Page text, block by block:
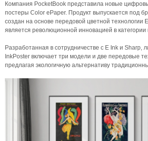
Компания PocketBook представила новые
постеры Color ePaper. Продукт выпускается под
создан на основе передовой цветной технологии
является революционной инновацией в
Разработанная в сотрудничестве с E Ink и Sharp,
InkPoster включает три модели и две передовые
предлагая экологичную альтернативу